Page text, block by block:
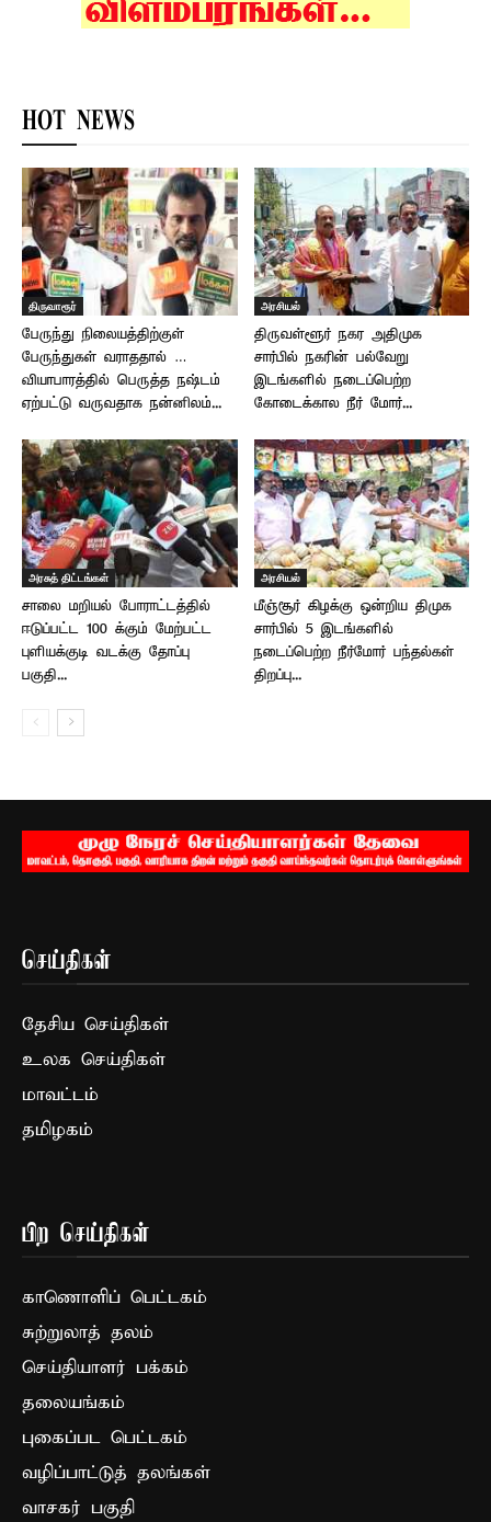
HOT NEWS
திருவாரூர்
பேருந்து நிலையத்திற்குள்
பேருந்துகள் வராததால் …
வியாபாரத்தில் பெருத்த நஷ்டம்
ஏற்பட்டு வருவதாக நன்னிலம்...
அரசியல்
திருவள்ளூர் நகர அதிமுக
சார்பில் நகரின் பல்வேறு
இடங்களில் நடைப்பெற்ற
கோடைக்கால நீர் மோர்...
அரசுத் திட்டங்கள்
சாலை மறியல் போராட்டத்தில்
ஈடுப்பட்ட 100 க்கும் மேற்பட்ட
புளியக்குடி வடக்கு தோப்பு
பகுதி...
அரசியல்
மீஞ்சூர் கிழக்கு ஒன்றிய திமுக
சார்பில் 5 இடங்களில்
நடைப்பெற்ற நீர்மோர் பந்தல்கள்
திறப்பு...
செய்திகள்
தேசிய செய்திகள்
உலக செய்திகள்
மாவட்டம்
தமிழகம்
பிற செய்திகள்
காணொளிப் பெட்டகம்
சுற்றுலாத் தலம்
செய்தியாளர் பக்கம்
தலையங்கம்
புகைப்பட பெட்டகம்
வழிப்பாட்டுத் தலங்கள்
வாசகர் பகுதி